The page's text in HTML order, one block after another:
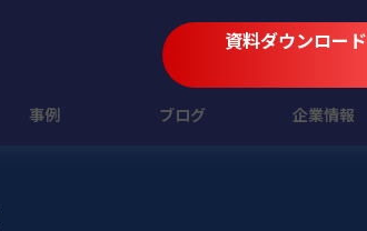
資料ダウンロード
事例 ブログ 企業情報